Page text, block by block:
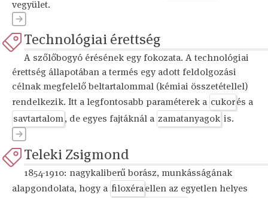
vegyület.
Technológiai érettség
A szőlőbogyó érésének egy fokozata. A technológiai
érettség állapotában a termés egy adott feldolgozási
célnak megfelelő beltartalommal (kémiai összetétellel)
rendelkezik. Itt a legfontosabb paraméterek a cukorés a
savtartalom, de egyes fajtáknál a zamatanyagok is.
Teleki Zsigmond
1854-1910: nagykaliberű borász, munkásságának
alapgondolata, hogy a filoxéraellen az egyetlen helyes